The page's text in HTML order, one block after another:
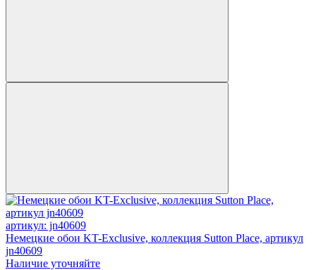
артикул: jn40609
Немецкие обои KT-Exclusive, коллекция Sutton Place, артикул
jn40609
Наличие уточняйте